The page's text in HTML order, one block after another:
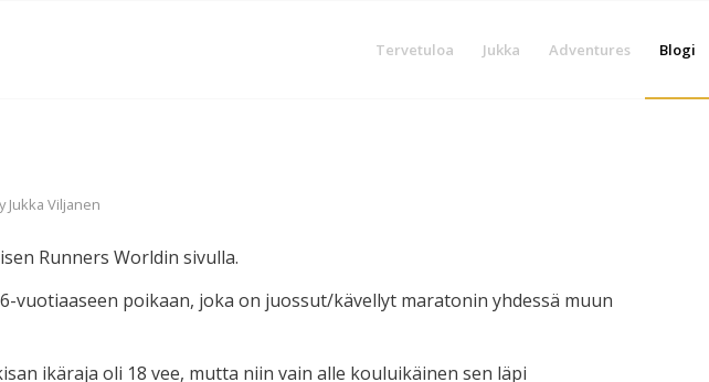
Tervetuloa Jukka Adventures Blogi
Jukka Viljanen
Runners Worldin sivulla.
vuotiaaseen poikaan, joka on juossut/kävellyt maratonin yhdessä muun
ikäraja oli 18 vee, mutta niin vain alle kouluikäinen sen läpi